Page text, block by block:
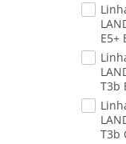
E5+
T3b
T3b